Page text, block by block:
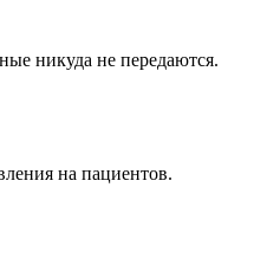
никуда не передаются.
на пациентов.